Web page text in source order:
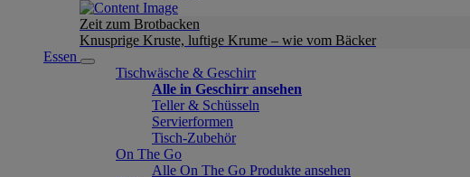
Zeit zum Brotbacken
Knusprige Kruste, luftige Krume – wie vom Bäcker
Essen
Tischwäsche & Geschirr
Alle in Geschirr ansehen
Teller & Schüsseln
Servierformen
Tisch-Zubehör
On The Go
Alle On The Go Produkte ansehen